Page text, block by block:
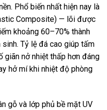
Phổ biến nhất hiện nay là
Composite) — lõi được
khoảng 60–70% thành
Tỷ lệ đá cao giúp tấm
giãn nở nhiệt thấp hơn đáng
hở mí khi nhiệt độ phòng
gỗ và lớp phủ bề mặt UV